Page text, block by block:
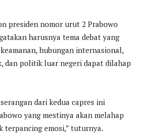
presiden nomor urut 2 Prabowo
harusnya tema debat yang
hubungan internasional,
dan politik luar negeri dapat dilahap
dari kedua capres ini
yang mestinya akan melahap
terpancing emosi,” tuturnya.